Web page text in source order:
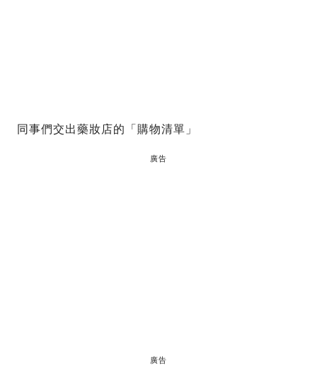
同事們交出藥妝店的「購物清單」
廣告
廣告